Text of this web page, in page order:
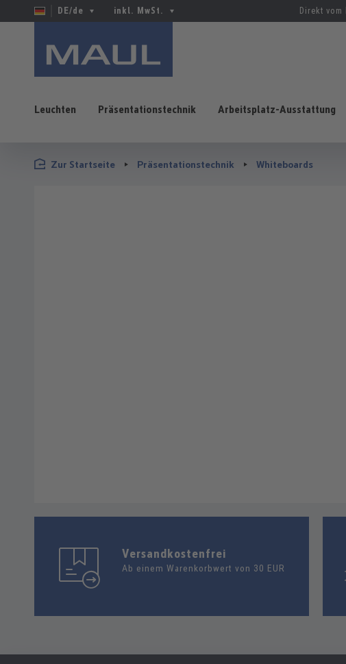
Hauptinhalt springen
Zur Suche springen
Zur Hauptnavigation springen
DE/de inkl. MwSt. Direkt
Leuchten Präsentationstechnik Arbeitsplatz-Ausstattung
Zur Startseite Präsentationstechnik Whiteboards
Versandkostenfrei
Ab einem Warenkorbwert von 30 EUR